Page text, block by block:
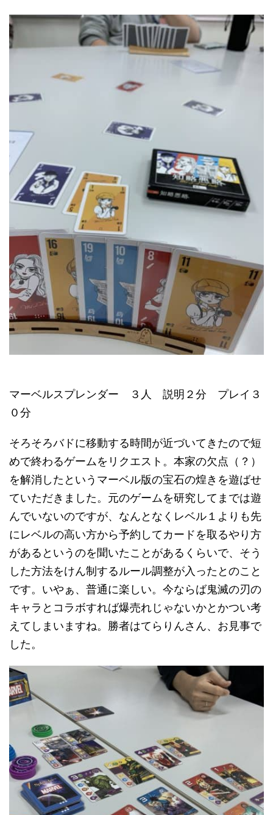
マーベルスプレンダー ３人 説明２分 プレイ３
０分
そろそろバドに移動する時間が近づいてきたので短
めで終わるゲームをリクエスト。本家の欠点（？）
を解消したというマーベル版の宝石の煌きを遊ばせ
ていただきました。元のゲームを研究してまでは遊
んでいないのですが、なんとなくレベル１よりも先
にレベルの高い方から予約してカードを取るやり方
があるというのを聞いたことがあるくらいで、そう
した方法をけん制するルール調整が入ったとのこと
です。いやぁ、普通に楽しい。今ならば鬼滅の刃の
キャラとコラボすれば爆売れじゃないかとかつい考
えてしまいますね。勝者はてらりんさん、お見事で
した。